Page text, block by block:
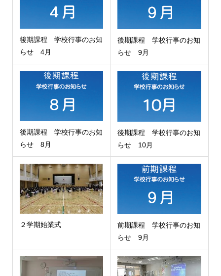
後期課程 学校行事のお知
らせ 4月
後期課程 学校行事のお知
らせ 9月
後期課程 学校行事のお知
らせ 8月
後期課程 学校行事のお知
らせ 10月
２学期始業式
前期課程 学校行事のお知
らせ 9月